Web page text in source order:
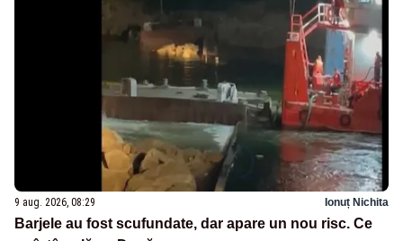
9 aug. 2026, 08:29 Ionuț Nichita
Barjele au fost scufundate, dar apare un nou risc. Ce